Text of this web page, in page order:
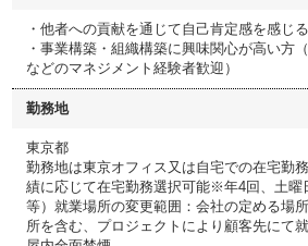
・他者への貢献を通じて自己肯定感を感じ
・事業構築・組織構築に興味関心が高い方
などのマネジメント経験者歓迎）
勤務地
東京都
勤務地は東京オフィス又は自宅での在宅勤
績に応じて在宅勤務選択可能※年4回、土曜
等）就業場所の変更範囲：会社の定める場
所を含む、プロジェクトにより顧客先にて